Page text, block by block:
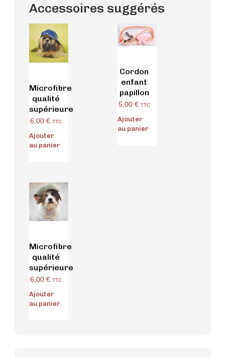
Accessoires suggérés
Microfibre
qualité
supérieure
6,00 € TTC
Ajouter
au panier
Cordon
enfant
papillon
5,00 € TTC
Ajouter
au panier
Microfibre
qualité
supérieure
6,00 € TTC
Ajouter
au panier